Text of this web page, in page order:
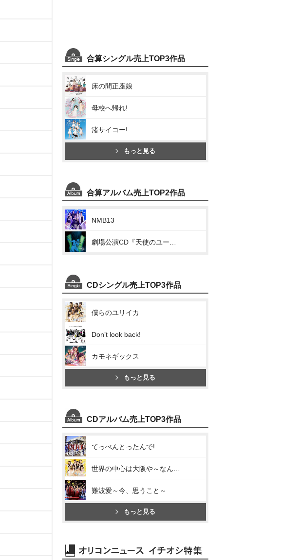
合算シングル売上TOP3作品
床の間正座娘
母校へ帰れ!
渚サイコー!
もっと見る
合算アルバム売上TOP2作品
NMB13
CDシングル売上TOP3作品
僕らのユリイカ
Don’t look back!
カモネギックス
もっと見る
CDアルバム売上TOP3作品
てっぺんとったんで!
難波愛～今、思うこと～
もっと見る